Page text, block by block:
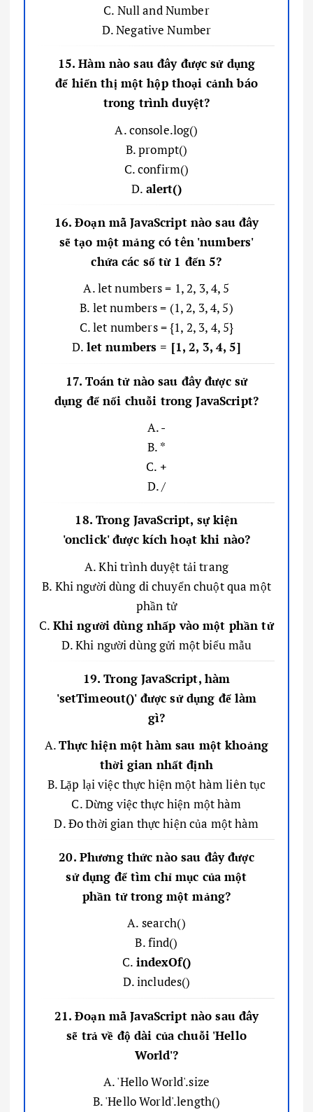
C. Null and Number
D. Negative Number
15. Hàm nào sau đây được sử dụng
để hiển thị một hộp thoại cảnh báo
trong trình duyệt?
A. console.log()
B. prompt()
C. confirm()
D. alert()
16. Đoạn mã JavaScript nào sau đây
sẽ tạo một mảng có tên 'numbers'
chứa các số từ 1 đến 5?
A. let numbers = 1, 2, 3, 4, 5
B. let numbers = (1, 2, 3, 4, 5)
C. let numbers = {1, 2, 3, 4, 5}
D. let numbers = [1, 2, 3, 4, 5]
17. Toán tử nào sau đây được sử
dụng để nối chuỗi trong JavaScript?
A. -
B. *
C. +
D. /
18. Trong JavaScript, sự kiện
'onclick' được kích hoạt khi nào?
A. Khi trình duyệt tải trang
B. Khi người dùng di chuyển chuột qua một
phần tử
C. Khi người dùng nhấp vào một phần tử
D. Khi người dùng gửi một biểu mẫu
19. Trong JavaScript, hàm
'setTimeout()' được sử dụng để làm
gì?
A.Thực hiện một hàm sau một khoảng
thời gian nhất định
B. Lặp lại việc thực hiện một hàm liên tục
C. Dừng việc thực hiện một hàm
D. Đo thời gian thực hiện của một hàm
20. Phương thức nào sau đây được
sử dụng để tìm chỉ mục của một
phần tử trong một mảng?
A. search()
B. find()
C. indexOf()
D. includes()
21. Đoạn mã JavaScript nào sau đây
sẽ trả về độ dài của chuỗi 'Hello
World'?
A. 'Hello World'.size
B. 'Hello World'.length()